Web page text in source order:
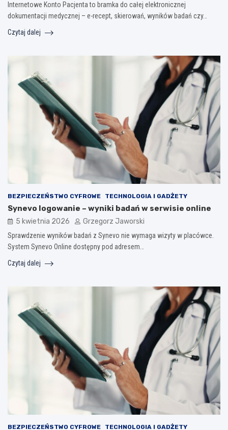
Internetowe Konto Pacjenta to bramka do całej elektronicznej
dokumentacji medycznej – e-recept, skierowań, wyników badań czy…
Czytaj dalej
BEZPIECZEŃSTWO CYFROWE TECHNOLOGIA I GADŻETY
Synevo logowanie – wyniki badań w serwisie online
5 kwietnia 2026 Grzegorz Jaworski
Sprawdzenie wyników badań z Synevo nie wymaga wizyty w placówce.
System Synevo Online dostępny pod adresem…
Czytaj dalej
BEZPIECZEŃSTWO CYFROWE TECHNOLOGIA I GADŻETY